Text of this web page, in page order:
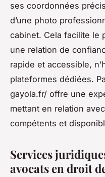
ses coordonnées
d’une photo
cabinet. Cela facilite le
une relation de
rapide et accessible,
plateformes dédiées.
gayola.fr/ offre une
mettant en relation
compétents et
Services
avocats en droit